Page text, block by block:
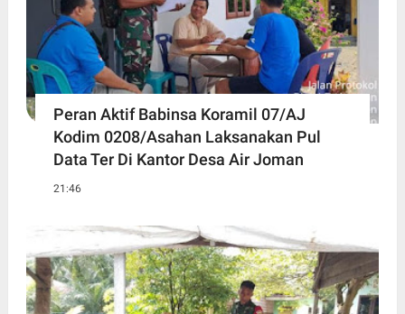
Peran Aktif Babinsa Koramil 07/AJ
Kodim 0208/Asahan Laksanakan Pul
Data Ter Di Kantor Desa Air Joman
21:46